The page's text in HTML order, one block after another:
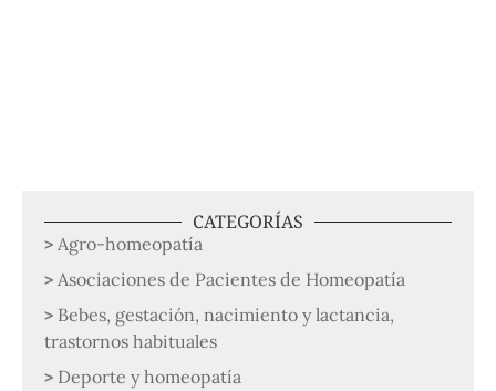
CATEGORÍAS
Agro-homeopatía
Asociaciones de Pacientes de Homeopatía
Bebes, gestación, nacimiento y lactancia,
trastornos habituales
Deporte y homeopatía